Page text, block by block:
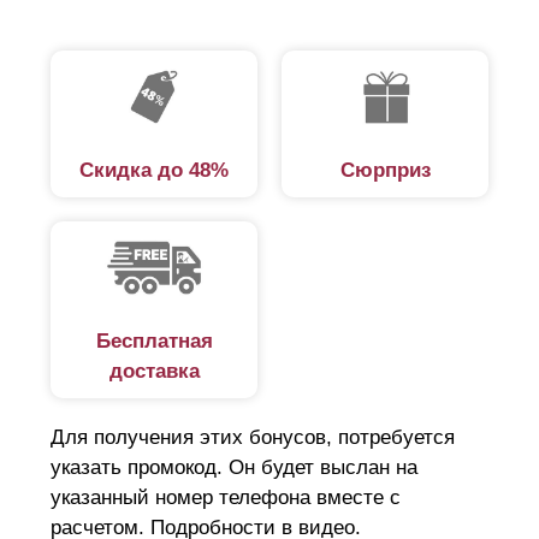
объектов, где положения строительных норм и правил
землепользования не допускают монтаж сплошных
Преимущества панельного забора
«Классика»
прогулочные зоны, социальные и развлекательные
учреждения, промышленные объекты. Ключевая
особенность заключается в светопрозрачности,
Скидка до 48% Сюрприз
Бесплатная
доставка
Для получения этих бонусов, потребуется
указать промокод. Он будет выслан на
указанный номер телефона вместе с
расчетом. Подробности в видео.